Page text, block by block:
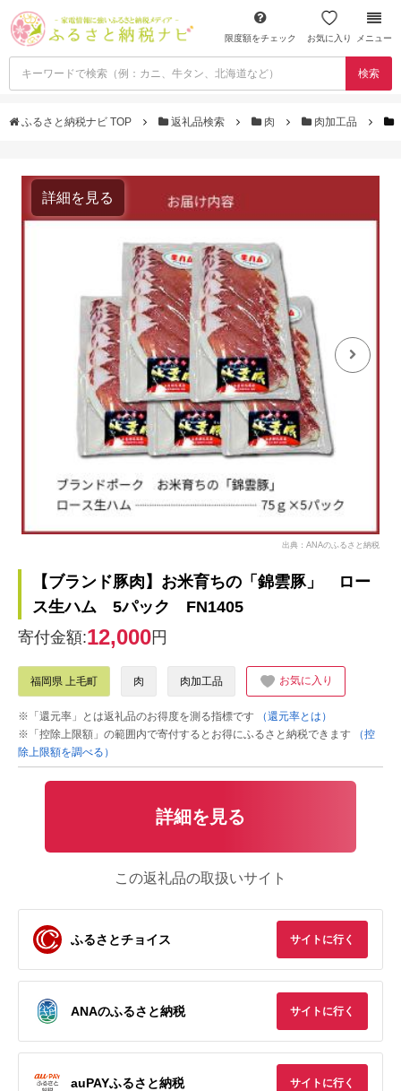
限度額をチェック お気に入り メニュー
検索
ふるさと納税ナビ TOP 返礼品検索 肉 肉加工品
詳細を見る
出典：ANAのふるさと納税
【ブランド豚肉】お米育ちの「錦雲豚」 ロー
ス生ハム 5パック FN1405
寄付金額:12,000円
福岡県 上毛町 肉 肉加工品 お気に入り
※「還元率」とは返礼品のお得度を測る指標です
（還元率とは）
※「控除上限額」の範囲内で寄付するとお得にふるさと納税できます
（控
除上限額を調べる）
詳細を見る
この返礼品の取扱いサイト
ふるさとチョイス サイトに行く
ANAのふるさと納税 サイトに行く
auPAYふるさと納税 サイトに行く